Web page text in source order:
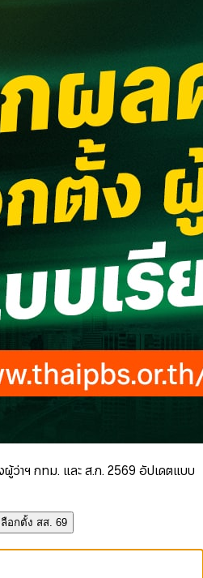
ว่าฯ กทม. และ ส.ก. 2569 อัปเดตแบบ
อกตั้ง สส. 69